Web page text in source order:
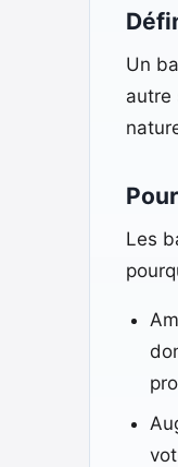
Un
autre
Les